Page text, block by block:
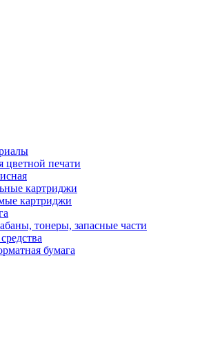
цветной печати
картриджи
картриджи
тонеры, запасные части
бумага